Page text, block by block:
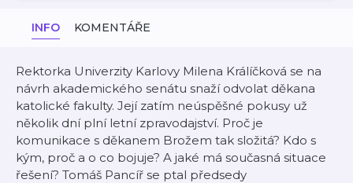
INFO KOMENTÁŘE
Rektorka Univerzity Karlovy Milena Králíčková se na
návrh akademického senátu snaží odvolat děkana
katolické fakulty. Její zatím neúspěšné pokusy už
několik dní plní letní zpravodajství. Proč je
komunikace s děkanem Brožem tak složitá? Kdo s
kým, proč a o co bojuje? A jaké má současná situace
řešení? Tomáš Pancíř se ptal předsedy